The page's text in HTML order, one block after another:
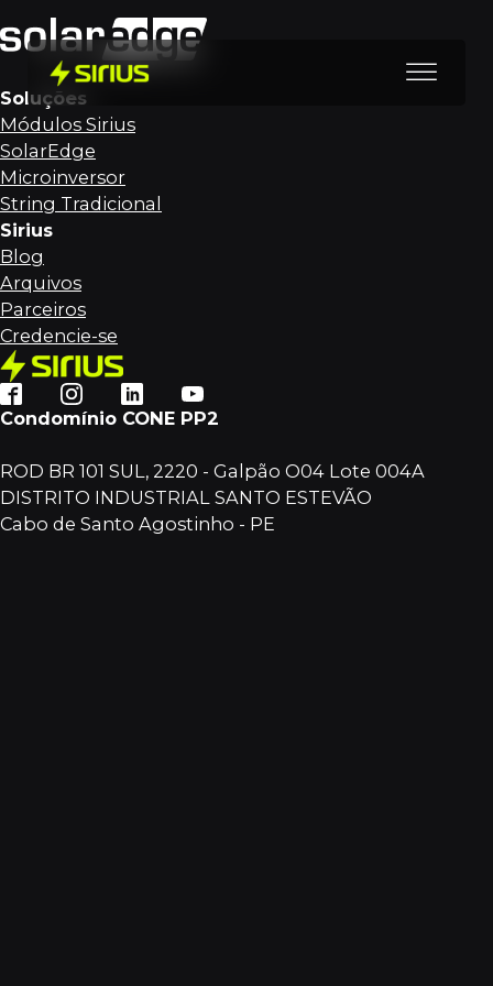
Condomínio CONE PP2
ROD BR 101 SUL, 2220 - Galpão O04 Lote 004A
DISTRITO INDUSTRIAL SANTO ESTEVÃO
Cabo de Santo Agostinho - PE
Sirius
Blog
Arquivos
Parceiros
Credencie-se
Soluções
Módulos Sirius
SolarEdge
Microinversor
String Tradicional